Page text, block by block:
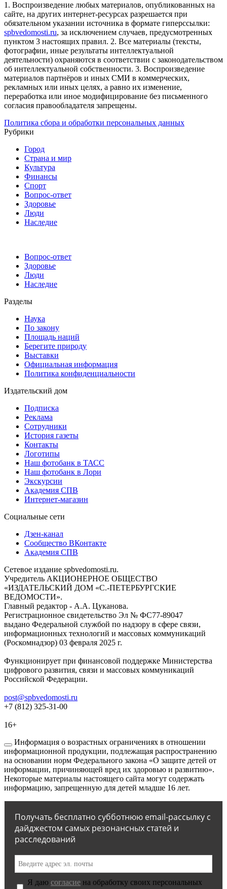
1. Воспроизведение любых материалов, опубликованных на
сайте, на других интернет-ресурсах разрешается при
обязательном указании источника в формате гиперссылки:
spbvedomosti.ru, за исключением случаев, предусмотренных
пунктом 3 настоящих правил. 2. Все материалы (тексты,
фотографии, иные результаты интеллектуальной
деятельности) охраняются в соответствии с законодательством
об интеллектуальной собственности. 3. Воспроизведение
материалов партнёров и иных СМИ в коммерческих,
рекламных или иных целях, а равно их изменение,
переработка или иное модифицирование без письменного
согласия правообладателя запрещены.
Политика сбора и обработки персональных данных
Рубрики
Город
Страна и мир
Культура
Финансы
Спорт
Вопрос-ответ
Здоровье
Люди
Наследие
Вопрос-ответ
Здоровье
Люди
Наследие
Разделы
Наука
По закону
Площадь наций
Берегите природу
Выставки
Официальная информация
Политика конфиденциальности
Издательский дом
Подписка
Реклама
Сотрудники
История газеты
Контакты
Логотипы
Наш фотобанк в ТАСС
Наш фотобанк в Лори
Экскурсии
Академия СПВ
Интернет-магазин
Социальные сети
Дзен-канал
Сообщество ВКонтакте
Академия СПВ
Сетевое издание spbvedomosti.ru.
Учредитель АКЦИОНЕРНОЕ ОБЩЕСТВО
«ИЗДАТЕЛЬСКИЙ ДОМ «С.-ПЕТЕРБУРГСКИЕ
ВЕДОМОСТИ».
Главный редактор - А.А. Цуканова.
Регистрационное свидетельство Эл № ФС77-89047
выдано Федеральной службой по надзору в сфере связи,
информационных технологий и массовых коммуникаций
(Роскомнадзор) 03 февраля 2025 г.
Функционирует при финансовой поддержке Министерства
цифрового развития, связи и массовых коммуникаций
Российской Федерации.
post@spbvedomosti.ru
+7 (812) 325-31-00
16+
Информация о возрастных ограничениях в отношении
информационной продукции, подлежащая распространению
на основании норм Федерального закона «О защите детей от
информации, причиняющей вред их здоровью и развитию».
Некоторые материалы настоящего сайта могут содержать
информацию, запрещенную для детей младше 16 лет.
Получать бесплатно субботнюю email-рассылку с
дайджестом самых резонансных статей и
расследований
Я даю согласие на обработку своих персональных